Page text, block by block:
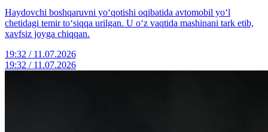
Haydovchi boshqaruvni yo‘qotishi oqibatida avtomobil yo‘l
chetidagi temir to‘siqqa urilgan. U o‘z vaqtida mashinani tark etib,
xavfsiz joyga chiqqan.
19:32 / 11.07.2026
19:32 / 11.07.2026